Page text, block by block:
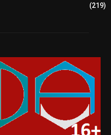
(219)